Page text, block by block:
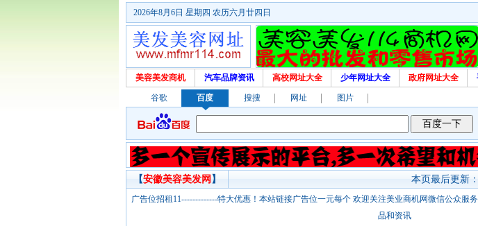
2026年8月6日 星期四 农历六月廿四日
美容美发商机 汽车品牌资讯 高校网址大全 少年网址大全 政府网址大全
谷歌 百度 搜搜 网址 图片
本页最后更新
【安徽美容美发网 】
广告位招租11-------------特大优惠！本站链接广告位一元每个 欢迎关注美业商机网微信公众服
品和资讯